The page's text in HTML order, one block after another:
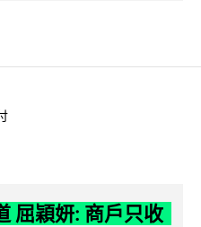
屈穎妍: 商戶只收